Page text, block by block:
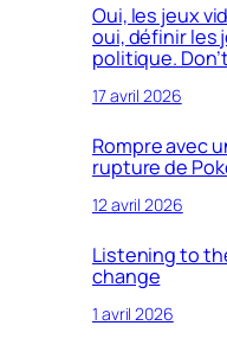
Oui, les jeux
oui, définir les
politique.
17 avril 2026
Rompre avec
rupture de
12 avril 2026
Listening to
change
1 avril 2026